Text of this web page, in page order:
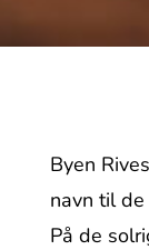
Byen
navn til
På de